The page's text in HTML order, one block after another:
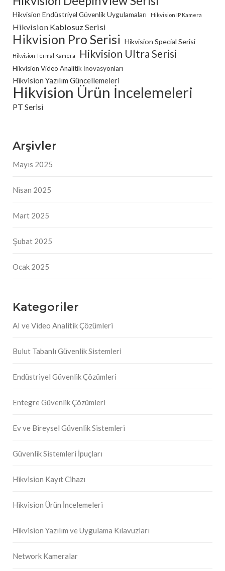
Hikvision Endüstriyel Güvenlik Uygulamaları Hikvision IP Kamera
Hikvision Kablosuz Serisi
Hikvision Pro Serisi Hikvision Special Serisi
Hikvision Termal Kamera Hikvision Ultra Serisi
Hikvision Video Analitik İnovasyonları
Hikvision Yazılım Güncellemeleri
Hikvision Ürün İncelemeleri
PT Serisi
Arşivler
Mayıs 2025
Nisan 2025
Mart 2025
Şubat 2025
Ocak 2025
Kategoriler
AI ve Video Analitik Çözümleri
Bulut Tabanlı Güvenlik Sistemleri
Endüstriyel Güvenlik Çözümleri
Entegre Güvenlik Çözümleri
Ev ve Bireysel Güvenlik Sistemleri
Güvenlik Sistemleri İpuçları
Hikvision Kayıt Cihazı
Hikvision Ürün İncelemeleri
Hikvision Yazılım ve Uygulama Kılavuzları
Network Kameralar